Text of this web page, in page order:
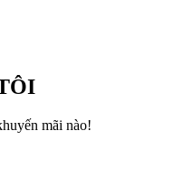
mãi nào!